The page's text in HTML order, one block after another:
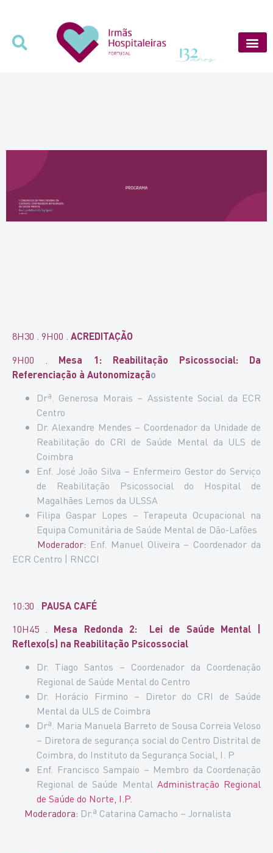
8H30 . 9H00
ACREDITAÇÃO
9H00 . Mesa 1: Reabilitação Psicossocial: Da
Referenciação à Autonomização
Drª. Generosa Morais – Assistente Social da ECR
Centro
Dr. Alexandre Mendes – Coordenador da Unidade de
Reabilitação do CRI de Saúde Mental da ULS de
Coimbra
Enf. José João Silva – Enfermeiro Gestor do Serviço
de Reabilitação Psicossocial do Hospital de
Magalhães Lemos da ULSSA
Filipa Gaspar Lopes – Terapeuta Ocupacional na
Equipa Comunitária de Saúde Mental de Dão-Lafões
Moderador: Enf. Manuel Oliveira – Coordenador da
ECR Centro | RNCCI
10:30
PAUSA CAFÉ
10H45 . Mesa Redonda 2: Lei de Saúde Mental |
Reflexo(s) na Reabilitação Psicossocial
Dr. Tiago Santos – Coordenador da Coordenação
Regional de Saúde Mental do Centro
Dr. Horácio Firmino – Diretor do CRI de Saúde
Mental da ULS de Coimbra
Drª. Maria Manuela Barreto de Sousa Correia Veloso
– Diretora de segurança social do Centro Distrital de
Coimbra, do Instituto da Segurança Social, I. P
Enf. Francisco Sampaio – Membro da Coordenação
Regional de Saúde Mental Administração Regional
de Saúde do Norte, I.P.
Moderadora: Dr.ª Catarina Camacho – Jornalista